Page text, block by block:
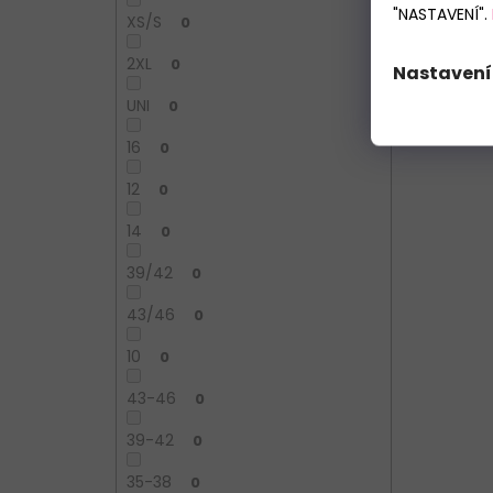
"NASTAVENÍ".
Nastavení
XS/S 0
2XL 0
UNI 0
16 0
12 0
14 0
39/42 0
43/46 0
10 0
43-46 0
39-42 0
35-38 0